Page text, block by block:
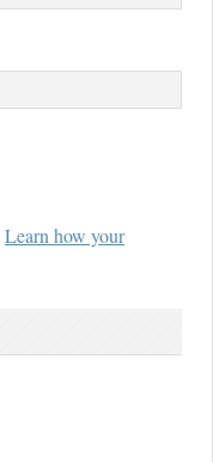
Learn how your